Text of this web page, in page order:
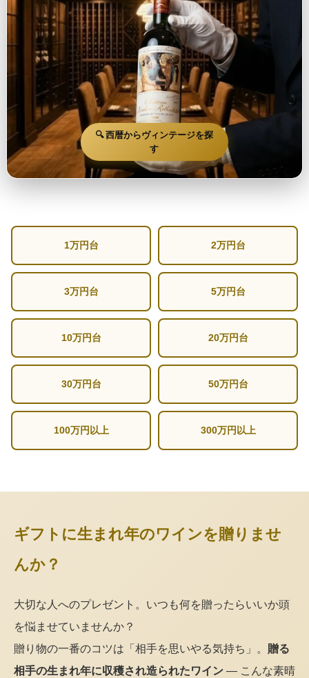
🔍 西暦からヴィンテージを探
す
1万円台 2万円台
3万円台 5万円台
10万円台 20万円台
30万円台 50万円台
100万円以上 300万円以上
ギフトに生まれ年のワインを贈りませ
んか？
大切な人へのプレゼント。いつも何を贈ったらいいか頭
を悩ませていませんか？
贈り物の一番のコツは「相手を思いやる気持ち」。 贈る
相手の生まれ年に収穫され造られたワイン — こんな素晴